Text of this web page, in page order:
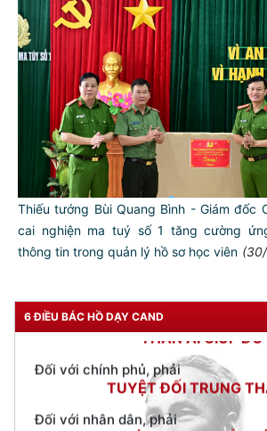
Thiếu tướng Bùi Quang Bình - Giám đốc
cai nghiện ma tuý số 1 tăng cường
thông tin trong quản lý hồ sơ học viên
6 ĐIỀU BÁC HỒ DẠY CAND
TƯ CÁCH
NGƯỜI CÔNG AN CÁCH
Đối với tự mình, phải
CẦN, KIỆM, LIÊM,
Đối với đồng sự, phải
Đối với chính phủ, phải
TUYỆT ĐỐI TRUNG
Đối với nhân dân, phải
KÍNH TRỌNG LỄ
Đối với công việc, phải
TẬN TỤY